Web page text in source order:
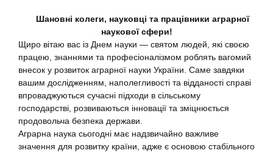
Шановні колеги, науковці та працівники аграрної
наукової сфери!
Щиро вітаю вас із Днем науки — святом людей, які своєю
працею, знаннями та професіоналізмом роблять вагомий
внесок у розвиток аграрної науки України. Саме завдяки
вашим дослідженням, наполегливості та відданості справі
впроваджуються сучасні підходи в сільському
господарстві, розвиваються інновації та зміцнюється
продовольча безпека держави.
Аграрна наука сьогодні має надзвичайно важливе
значення для розвитку країни, адже є основою стабільного